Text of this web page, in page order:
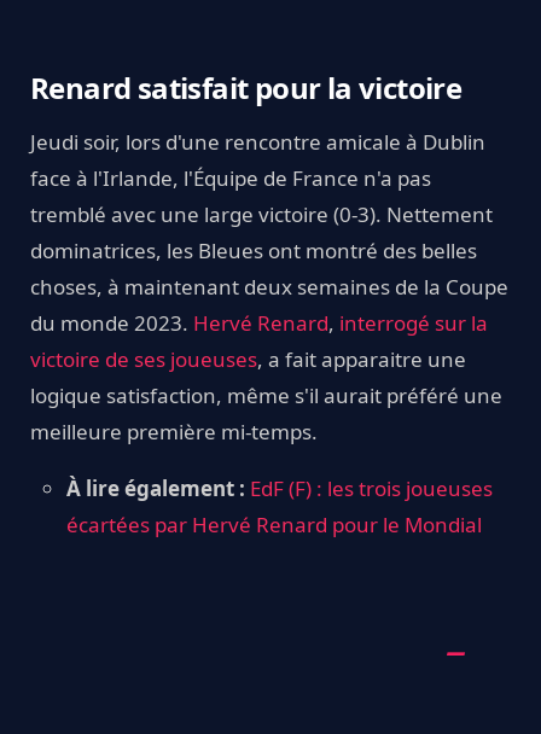
Renard satisfait pour la victoire
Jeudi soir, lors d'une rencontre amicale à Dublin
face à l'Irlande, l'Équipe de France n'a pas
tremblé avec une large victoire (0-3). Nettement
dominatrices, les Bleues ont montré des belles
choses, à maintenant deux semaines de la Coupe
du monde 2023. Hervé Renard, interrogé sur la
victoire de ses joueuses, a fait apparaitre une
logique satisfaction, même s'il aurait préféré une
meilleure première mi-temps.
À lire également : EdF (F) : les trois joueuses
écartées par Hervé Renard pour le Mondial